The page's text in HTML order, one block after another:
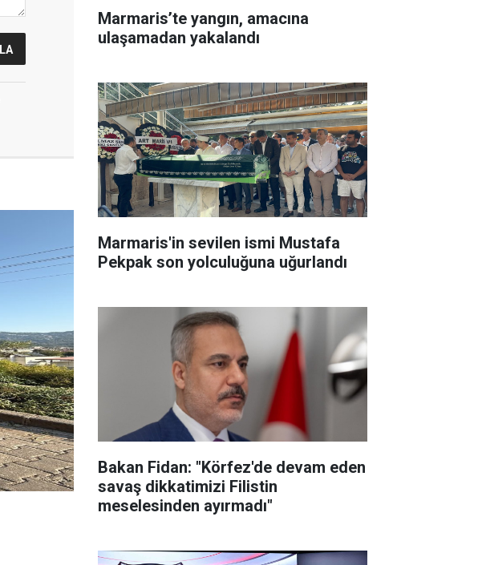
Marmaris’te yangın, amacına
ulaşamadan yakalandı
Marmaris'in sevilen ismi Mustafa
Pekpak son yolculuğuna uğurlandı
Bakan Fidan: "Körfez'de devam eden
savaş dikkatimizi Filistin
meselesinden ayırmadı"